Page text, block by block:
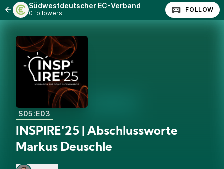
Südwestdeutscher EC-Verband
0 followers FOLLOW
S05:E03
INSPIRE'25 | Abschlussworte
Markus Deuschle